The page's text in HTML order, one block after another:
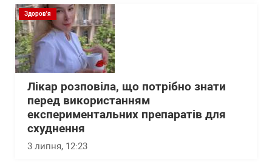
Здоров'я
Лікар розповіла, що потрібно знати
перед використанням
експериментальних препаратів для
схуднення
3 липня, 12:23